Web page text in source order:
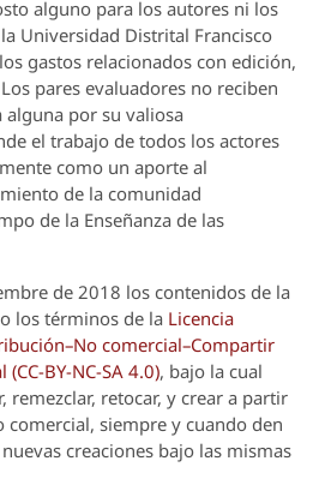
alguno para los autores ni los
Universidad Distrital Francisco
gastos relacionados con edición,
pares evaluadores no reciben
por su valiosa
el trabajo de todos los actores
como un aporte al
de la comunidad
de la Enseñanza de las
de 2018 los contenidos de la
los términos de la Licencia
comercial–Compartir
BY-NC-SA 4.0), bajo la cual
retocar, y crear a partir
siempre y cuando den
creaciones bajo las mismas